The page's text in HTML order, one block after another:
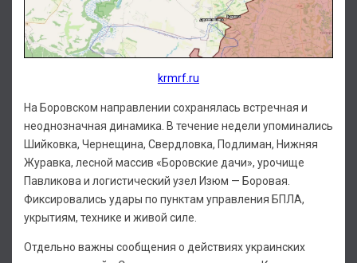
krmrf.ru
На Боровском направлении сохранялась встречная и
неоднозначная динамика. В течение недели упоминались
Шийковка, Чернещина, Свердловка, Подлиман, Нижняя
Журавка, лесной массив «Боровские дачи», урочище
Павликова и логистический узел Изюм — Боровая.
Фиксировались удары по пунктам управления БПЛА,
укрытиям, технике и живой силе.
Отдельно важны сообщения о действиях украинских